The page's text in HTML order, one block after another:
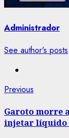
Administrador
See author's posts
Post
navigation
Previous
Garoto morre
injetar líquido